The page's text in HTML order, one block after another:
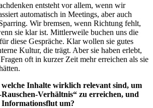
entsteht vor allem, wenn wir
automatisch in Meetings, aber auch
Wir bremsen, wenn Richtung fehlt,
sie klar ist. Mittlerweile buchen uns die
diese Gespräche. Klar wollen sie gutes
Kultur, die trägt. Aber sie haben erlebt,
oft in kurzer Zeit mehr erreichen als sie
Inhalte wirklich relevant sind, um
Verhältnis“ zu erreichen, und
um?